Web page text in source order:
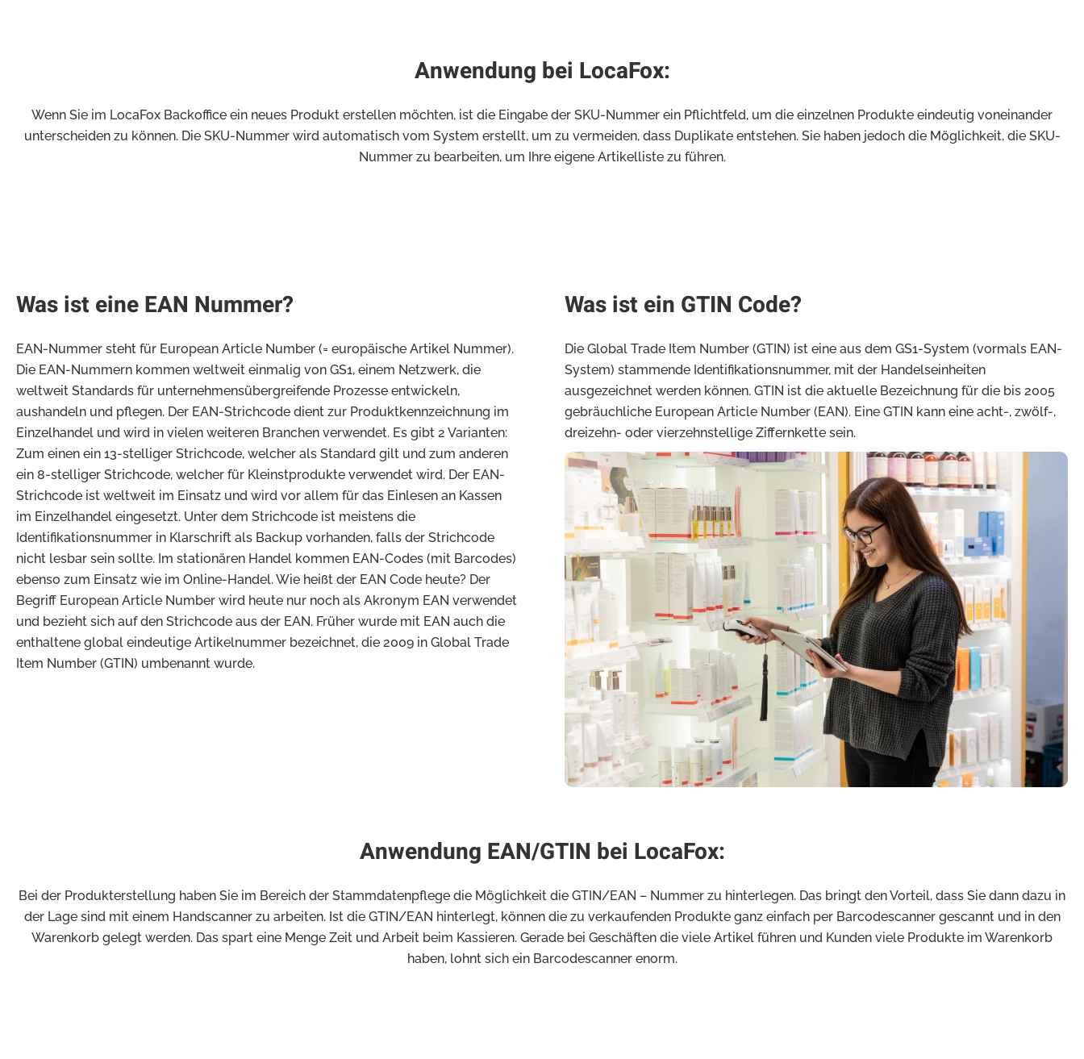
Anwendung bei LocaFox:
Wenn Sie im LocaFox Backoffice ein neues Produkt erstellen möchten, ist die Eingabe der SKU-Nummer ein Pflichtfeld, um die einzelnen Produkte eindeutig voneinander
unterscheiden zu können. Die SKU-Nummer wird automatisch vom System erstellt, um zu vermeiden, dass Duplikate entstehen. Sie haben jedoch die Möglichkeit, die SKU-
Nummer zu bearbeiten, um Ihre eigene Artikelliste zu führen.
Was ist eine EAN Nummer?
EAN-Nummer steht für European Article Number (= europäische Artikel Nummer).
Die EAN-Nummern kommen weltweit einmalig von GS1, einem Netzwerk, die
weltweit Standards für unternehmensübergreifende Prozesse entwickeln,
aushandeln und pflegen. Der EAN-Strichcode dient zur Produktkennzeichnung im
Einzelhandel und wird in vielen weiteren Branchen verwendet. Es gibt 2 Varianten:
Zum einen ein 13-stelliger Strichcode, welcher als Standard gilt und zum anderen
ein 8-stelliger Strichcode, welcher für Kleinstprodukte verwendet wird. Der EAN-
Strichcode ist weltweit im Einsatz und wird vor allem für das Einlesen an Kassen
im Einzelhandel eingesetzt. Unter dem Strichcode ist meistens die
Identifikationsnummer in Klarschrift als Backup vorhanden, falls der Strichcode
nicht lesbar sein sollte. Im stationären Handel kommen EAN-Codes (mit Barcodes)
ebenso zum Einsatz wie im Online-Handel. Wie heißt der EAN Code heute? Der
Begriff European Article Number wird heute nur noch als Akronym EAN verwendet
und bezieht sich auf den Strichcode aus der EAN. Früher wurde mit EAN auch die
enthaltene global eindeutige Artikelnummer bezeichnet, die 2009 in Global Trade
Item Number (GTIN) umbenannt wurde.
Was ist ein GTIN Code?
Die Global Trade Item Number (GTIN) ist eine aus dem GS1-System (vormals EAN-
System) stammende Identifikationsnummer, mit der Handelseinheiten
ausgezeichnet werden können. GTIN ist die aktuelle Bezeichnung für die bis 2005
gebräuchliche European Article Number (EAN). Eine GTIN kann eine acht-, zwölf-,
dreizehn- oder vierzehnstellige Ziffernkette sein.
Anwendung EAN/GTIN bei LocaFox:
Bei der Produkterstellung haben Sie im Bereich der Stammdatenpflege die Möglichkeit die GTIN/EAN – Nummer zu hinterlegen. Das bringt den Vorteil, dass Sie dann dazu in
der Lage sind mit einem Handscanner zu arbeiten. Ist die GTIN/EAN hinterlegt, können die zu verkaufenden Produkte ganz einfach per Barcodescanner gescannt und in den
Warenkorb gelegt werden. Das spart eine Menge Zeit und Arbeit beim Kassieren. Gerade bei Geschäften die viele Artikel führen und Kunden viele Produkte im Warenkorb
haben, lohnt sich ein Barcodescanner enorm.